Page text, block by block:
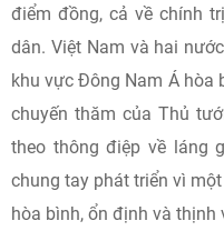
điểm đồng, cả về chính
dân. Việt Nam và hai
khu vực Đông Nam Á hòa
chuyến thăm của Thủ
theo thông điệp về láng
chung tay phát triển vì
hòa bình, ổn định và thịnh